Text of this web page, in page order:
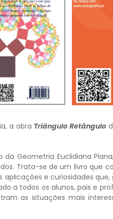
a obra Triângulo Retângulo
Geometria Euclidiana
Trata-se de um livro que
e curiosidades
a todos os alunos, pais e
as situações mais